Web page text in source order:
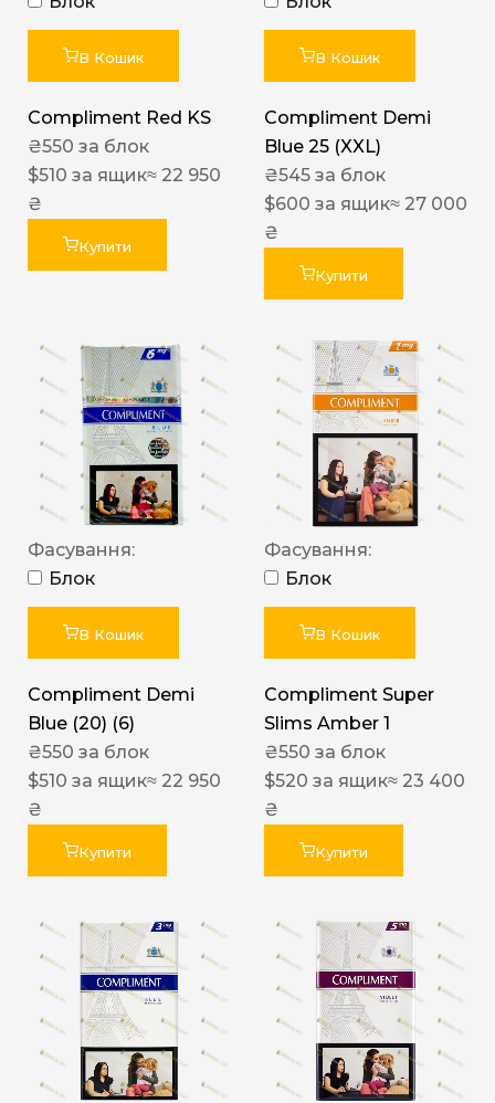
В Кошик
Compliment Red KS
₴550 за блок
$510 за ящик≈ 22 950
₴
Купити
В Кошик
Compliment Demi
Blue 25 (XXL)
₴545 за блок
$600 за ящик≈ 27 000
₴
Купити
Фасування:
Блок
В Кошик
Compliment Demi
Blue (20) (6)
₴550 за блок
$510 за ящик≈ 22 950
₴
Купити
Фасування:
Блок
В Кошик
Compliment Super
Slims Amber 1
₴550 за блок
$520 за ящик≈ 23 400
₴
Купити